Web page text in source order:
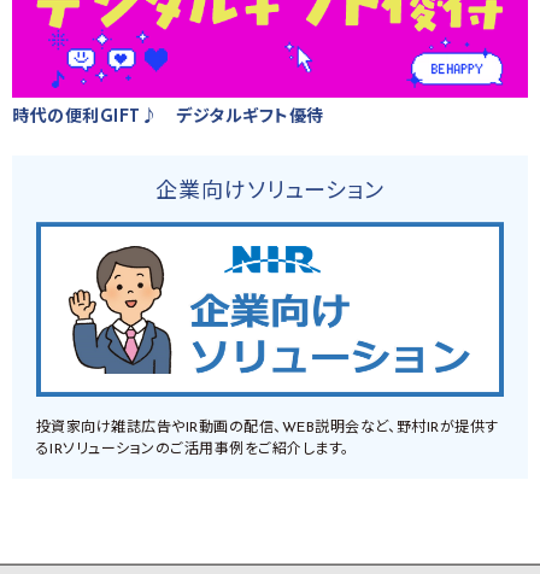
時代の便利GIFT♪ デジタルギフト優待
企業向けソリューション
投資家向け雑誌広告やIR動画の配信、WEB説明会など、野村IRが提供す
るIRソリューションのご活用事例をご紹介します。